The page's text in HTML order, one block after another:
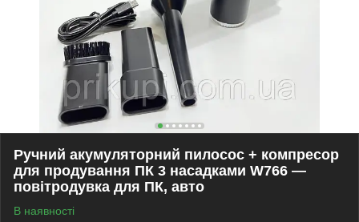
Ручний акумуляторний пилосос + компресор
для продування ПК 3 насадками W766 —
повітродувка для ПК, авто
В наявності